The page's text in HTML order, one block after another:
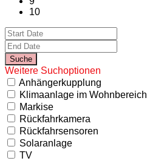
10
Weitere Suchoptionen
Anhängerkupplung
Klimaanlage im Wohnbereich
Markise
Rückfahrkamera
Rückfahrsensoren
Solaranlage
TV